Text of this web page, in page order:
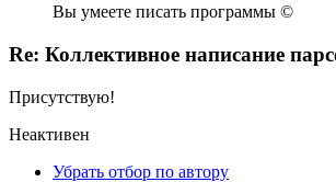
Вы умеете писать программы ©
Re: Коллективное написание
Присутствую!
Неактивен
Убрать отбор по автору